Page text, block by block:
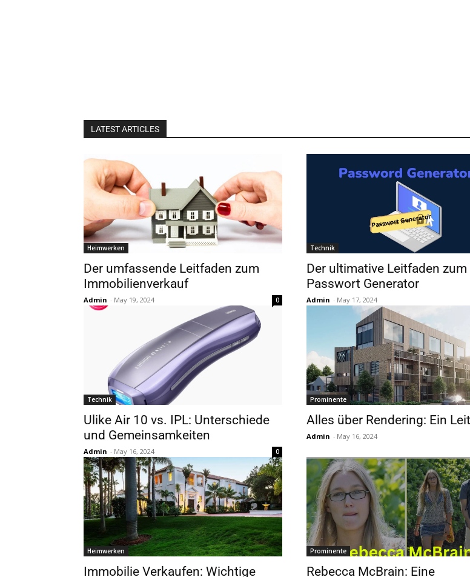
LATEST ARTICLES
Heimwerken
Der umfassende Leitfaden zum
Immobilienverkauf
Admin - May 19, 2024 0
Technik
Der ultimative Leitfaden zum
Passwort Generator
Admin - May 17, 2024
Technik
Ulike Air 10 vs. IPL: Unterschiede
und Gemeinsamkeiten
Admin - May 16, 2024 0
Prominente
Alles über Rendering: Ein
Admin - May 16, 2024
Heimwerken
Immobilie Verkaufen: Wichtige
Prominente
Rebecca McBrain: Eine